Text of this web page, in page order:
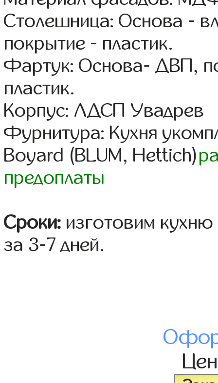
Столешница: Основа -
покрытие - пластик.
Фартук: Основа- ДВП,
пластик.
Корпус: ЛДСП Увадрев
Фурнитура: Кухня
Boyard (BLUM, Hettich)
предоплаты
Сроки: изготовим
за 3-7 дней.